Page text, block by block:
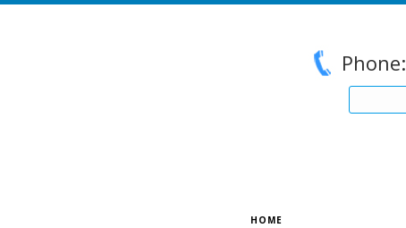
Phone:
HOME